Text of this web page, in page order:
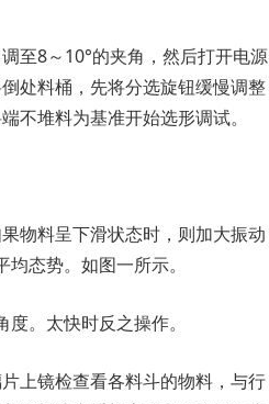
至8～10°的夹角，然后打开电源
处料桶，先将分选旋钮缓慢调整
不堆料为基准开始选形调试。
物料呈下滑状态时，则加大振动
态势。如图一所示。
。太快时反之操作。
上镜检查看各料斗的物料，与行